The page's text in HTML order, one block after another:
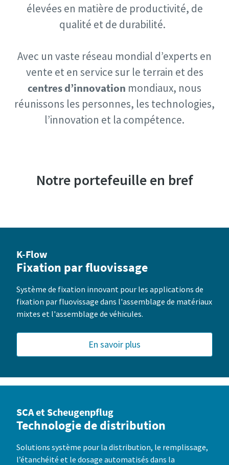
élevées en matière de productivité, de
qualité et de durabilité.
Avec un vaste réseau mondial d’experts en
vente et en service sur le terrain et des
centres d’innovation mondiaux, nous
réunissons les personnes, les technologies,
l’innovation et la compétence.
Notre portefeuille en bref
K-Flow
Fixation par fluovissage
Système de fixation innovant pour les applications de
fixation par fluovissage dans l'assemblage de matériaux
mixtes et l'assemblage de véhicules.
En savoir plus
SCA et Scheugenpflug
Technologie de distribution
Solutions système pour la distribution, le remplissage,
l’étanchéité et le dosage automatisés dans la
informations recueillies. Vous
trouverez plus d'informations
dans notre politique de
J'ai lu et j'accepte la
politique de confidentialité
Oui, je souhaite recevoir des
informations sur les
produits, services et
informations recueillies. Vous
trouverez plus d'informations
dans notre politique de
J'ai lu et j'accepte la
politique de confidentialité
Oui, je souhaite recevoir des
informations sur les
produits, services et